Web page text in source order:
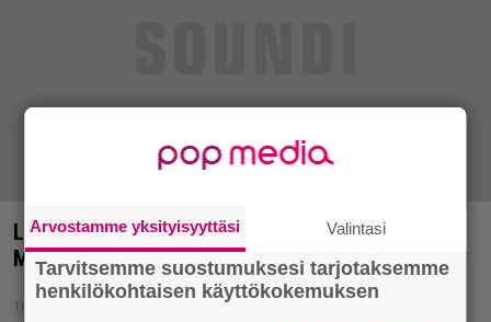
Lisää Ruisrock-kiinnityksiä: Mew, Disclosure ja Of
Monsters And Men Ruissaloon
16.2.2015 12:03
Arvostamme yksityisyyttäsi Valintasi
Tarvitsemme suostumuksesi tarjotaksemme
henkilökohtaisen käyttökokemuksen